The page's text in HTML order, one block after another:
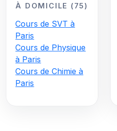
À DOMICILE (75)
Cours de SVT à
Paris
Cours de Physique
à Paris
Cours de Chimie à
Paris